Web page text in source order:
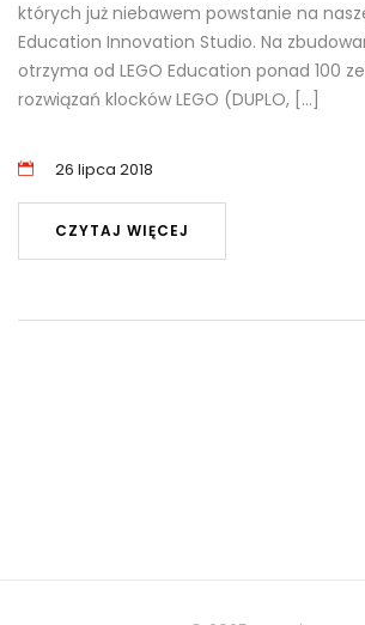
których już niebawem powstanie na
Education Innovation Studio. Na
otrzyma od LEGO Education ponad 100
rozwiązań klocków LEGO (DUPLO, […]
26 lipca 2018
CZYTAJ WIĘCEJ